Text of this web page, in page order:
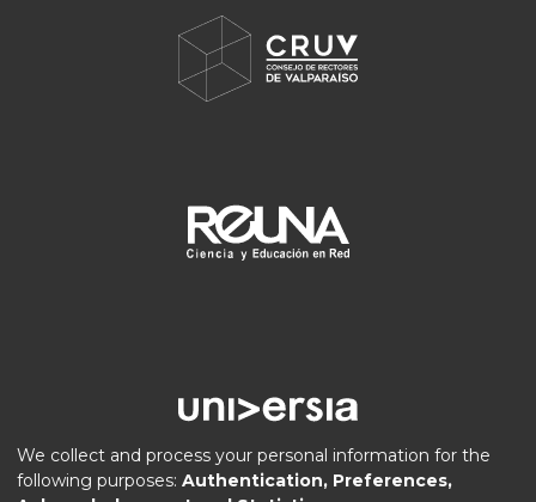
We collect and process your personal information for the
following purposes: Authentication, Preferences,